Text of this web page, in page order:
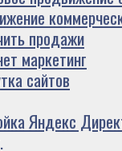
продажи
маркетинг
сайтов
Яндекс